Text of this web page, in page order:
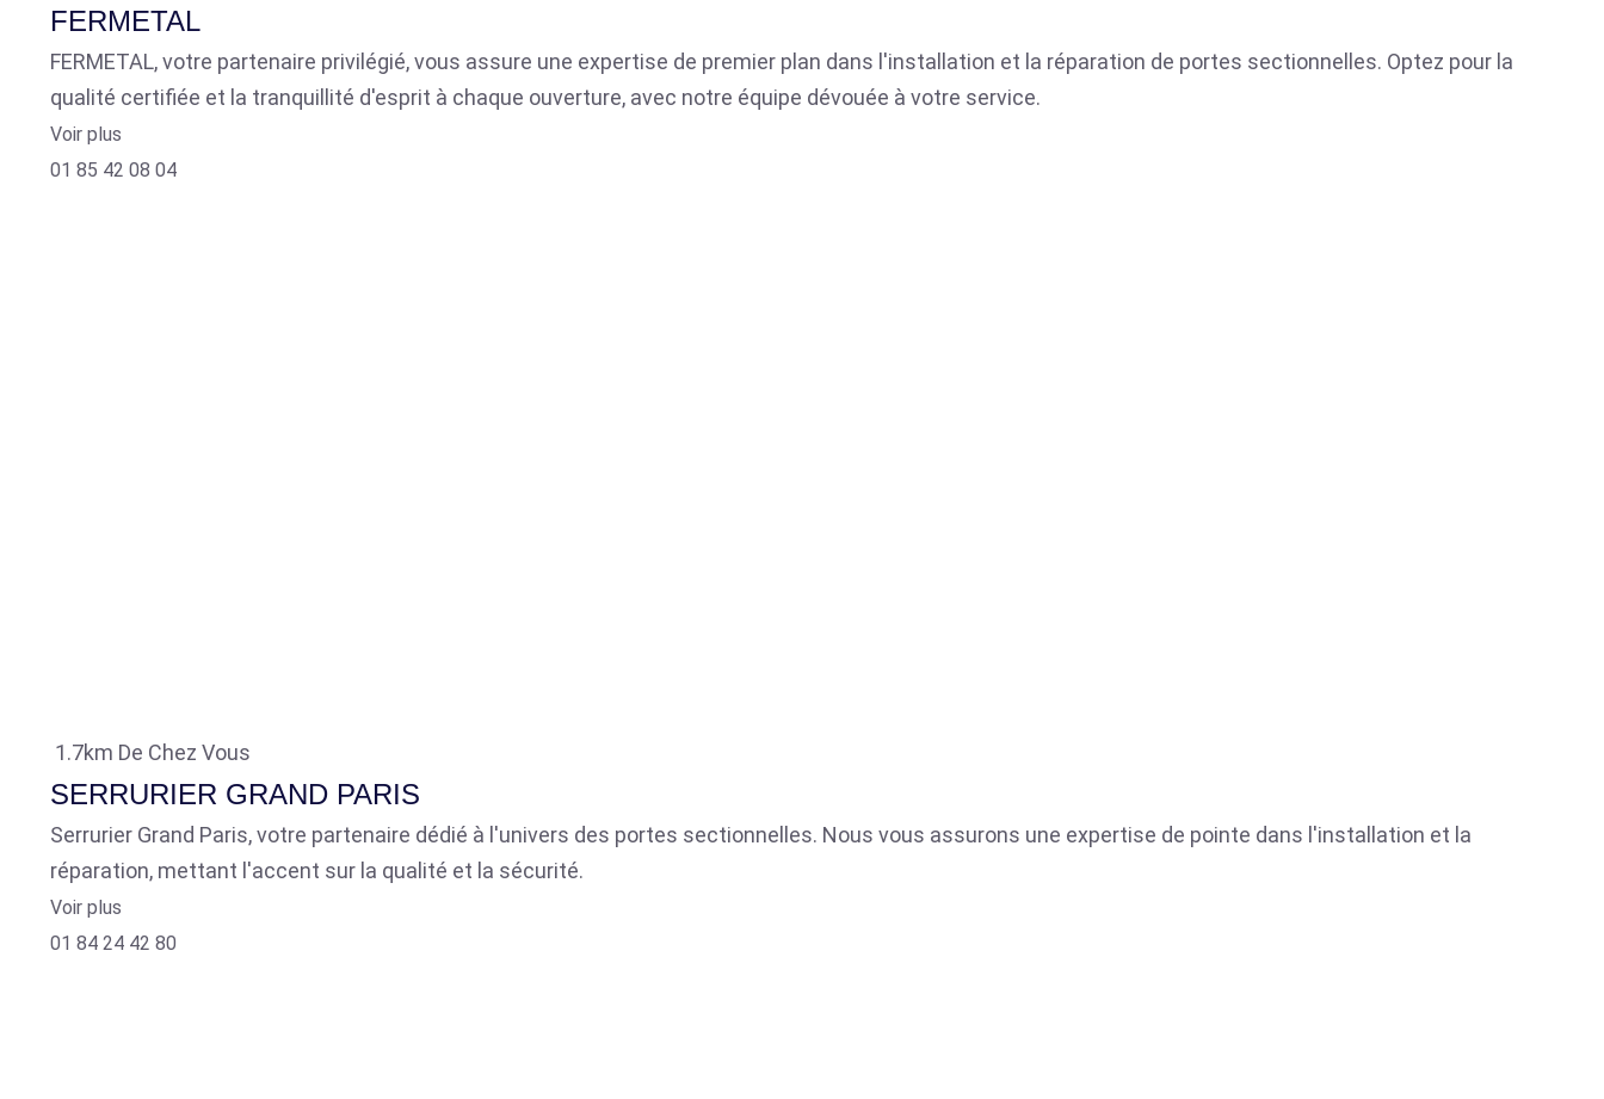
FERMETAL
FERMETAL, votre partenaire privilégié, vous assure une expertise de premier plan dans l'installation et la réparation de portes sectionnelles. Optez pour la
qualité certifiée et la tranquillité d'esprit à chaque ouverture, avec notre équipe dévouée à votre service.
Voir plus
01 85 42 08 04
1.7km De Chez Vous
SERRURIER GRAND PARIS
Serrurier Grand Paris, votre partenaire dédié à l'univers des portes sectionnelles. Nous vous assurons une expertise de pointe dans l'installation et la
réparation, mettant l'accent sur la qualité et la sécurité.
Voir plus
01 84 24 42 80